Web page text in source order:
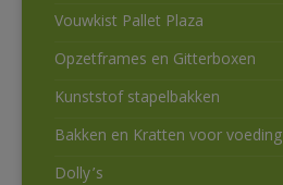
Vouwkist Pallet Plaza
Opzetframes en Gitterboxen
Kunststof stapelbakken
Bakken en Kratten voor voeding
Dolly’s